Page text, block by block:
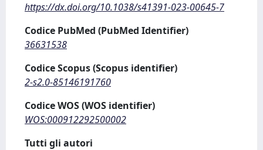
https://dx.doi.org/10.1038/s41391-023-00645-7
Codice PubMed (PubMed Identifier)
36631538
Codice Scopus (Scopus identifier)
2-s2.0-85146191760
Codice WOS (WOS identifier)
WOS:000912292500002
Tutti gli autori